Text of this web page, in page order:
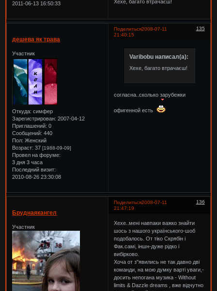
2011-06-13 16:50:33
Хехе, багато втрачаєш!
Поделиться 135
2008-07-11
21:40:15
дешева як трава
Участник
Откуда: симфер
Зарегистрирован: 2007-04-12
Приглашений: 0
Сообщений: 440
Пол: Женский
Возраст: 37[1988-09-09]
Провел на форуме:
3 дня 3 часа
Последний визит:
2010-08-26 23:30:08
Varibobu написал(а):
Хехе, багато втрачаєш!
согласна..сколько зарубежки
офигенной есть
Поделиться 136
2008-07-11
21:47:19
Бруднаякангел
Участник
Хехе..мені навпаки важко знайти
шось з нашого українського-шоб
подобалось. От тіко Скрябін і
Фак.самі, іншн-дуже рідко і
вибірково.
Хоча от з"явились не так давно дві
команди, на мою думку варті уваги,-
досить непогана музика - Without
limits & Dazzle dreams , вже відчутно